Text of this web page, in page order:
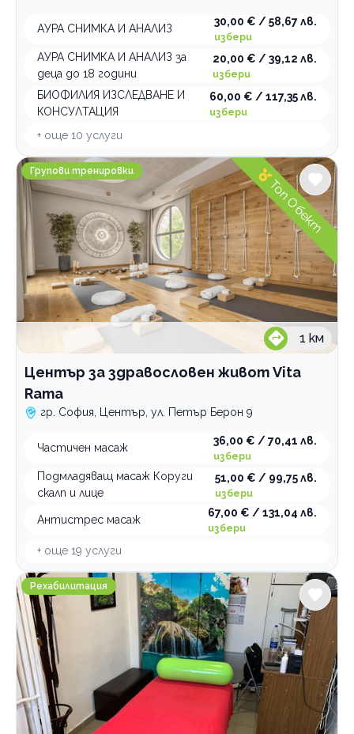
АУРА СНИМКА И АНАЛИЗ
30,00 € / 58,67 лв.
избери
АУРА СНИМКА И АНАЛИЗ за
деца до 18 години
20,00 € / 39,12 лв.
избери
БИОФИЛИЯ ИЗСЛЕДВАНЕ И
КОНСУЛТАЦИЯ
60,00 € / 117,35 лв.
избери
+ още 10 услуги
Център за здравословен живот Vita Rama
Групови тренировки
1 км
Център за здравословен живот Vita
Rama
гр. София, Център, ул. Петър Берон 9
Частичен масаж
36,00 € / 70,41 лв.
избери
Подмладяващ масаж Коруги
скалп и лице
51,00 € / 99,75 лв.
избери
Антистрес масаж
67,00 € / 131,04 лв.
избери
+ още 19 услуги
Топ Обект
Студио Вълшебни Ръце
Рехабилитация